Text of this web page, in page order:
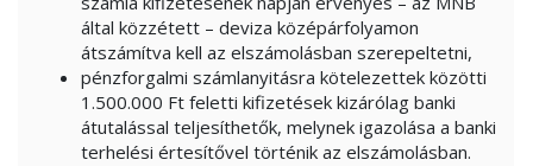
által közzétett – deviza középárfolyamon
átszámítva kell az elszámolásban szerepeltetni,
pénzforgalmi számlanyitásra kötelezettek közötti
1.500.000 Ft feletti kifizetések kizárólag banki
átutalással teljesíthetők, melynek igazolása a banki
terhelési értesítővel történik az elszámolásban.